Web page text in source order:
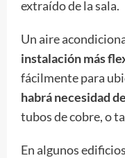
extraído de la sala.
Un aire
instalación más
fácilmente para
habrá necesidad
tubos de cobre, o
En algunos